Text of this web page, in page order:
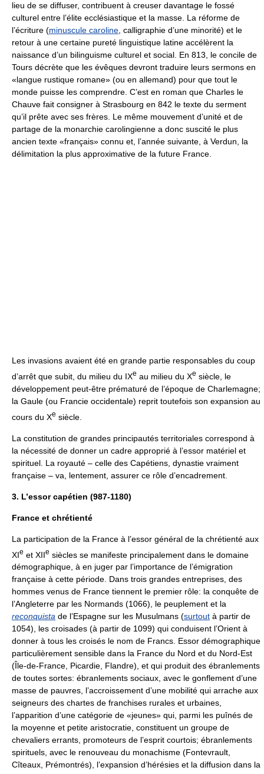
lieu de se diffuser, contribuent à creuser davantage le fossé
culturel entre l’élite ecclésiastique et la masse. La réforme de
l’écriture (minuscule caroline, calligraphie d’une minorité) et le
retour à une certaine pureté linguistique latine accélèrent la
naissance d’un bilinguisme culturel et social. En 813, le concile de
Tours décrète que les évêques devront traduire leurs sermons en
«langue rustique romane» (ou en allemand) pour que tout le
monde puisse les comprendre. C’est en roman que Charles le
Chauve fait consigner à Strasbourg en 842 le texte du serment
qu’il prête avec ses frères. Le même mouvement d’unité et de
partage de la monarchie carolingienne a donc suscité le plus
ancien texte «français» connu et, l’année suivante, à Verdun, la
délimitation la plus approximative de la future France.
Les invasions avaient été en grande partie responsables du coup
d’arrêt que subit, du milieu du IXe au milieu du Xe siècle, le
développement peut-être prématuré de l’époque de Charlemagne;
la Gaule (ou Francie occidentale) reprit toutefois son expansion au
cours du Xe siècle.
La constitution de grandes principautés territoriales correspond à
la nécessité de donner un cadre approprié à l’essor matériel et
spirituel. La royauté – celle des Capétiens, dynastie vraiment
française – va, lentement, assurer ce rôle d’encadrement.
3. L’essor capétien (987-1180)
France et chrétienté
La participation de la France à l’essor général de la chrétienté aux
XIe et XIIe siècles se manifeste principalement dans le domaine
démographique, à en juger par l’importance de l’émigration
française à cette période. Dans trois grandes entreprises, des
hommes venus de France tiennent le premier rôle: la conquête de
l’Angleterre par les Normands (1066), le peuplement et la
reconquista de l’Espagne sur les Musulmans (surtout à partir de
1054), les croisades (à partir de 1099) qui conduisent l’Orient à
donner à tous les croisés le nom de Francs. Essor démographique
particulièrement sensible dans la France du Nord et du Nord-Est
(Île-de-France, Picardie, Flandre), et qui produit des ébranlements
de toutes sortes: ébranlements sociaux, avec le gonflement d’une
masse de pauvres, l’accroissement d’une mobilité qui arrache aux
seigneurs des chartes de franchises rurales et urbaines,
l’apparition d’une catégorie de «jeunes» qui, parmi les puînés de
la moyenne et petite aristocratie, constituent un groupe de
chevaliers errants, promoteurs de l’esprit courtois; ébranlements
spirituels, avec le renouveau du monachisme (Fontevrault,
Cîteaux, Prémontrés), l’expansion d’hérésies et la diffusion dans la